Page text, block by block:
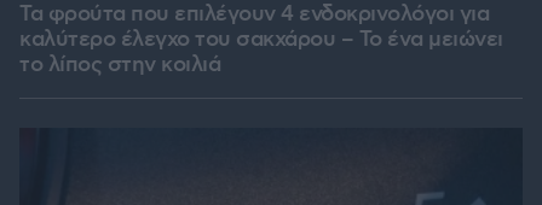
Τα φρούτα που επιλέγουν 4 ενδοκρινολόγοι για
καλύτερο έλεγχο του σακχάρου – Το ένα μειώνει
το λίπος στην κοιλιά